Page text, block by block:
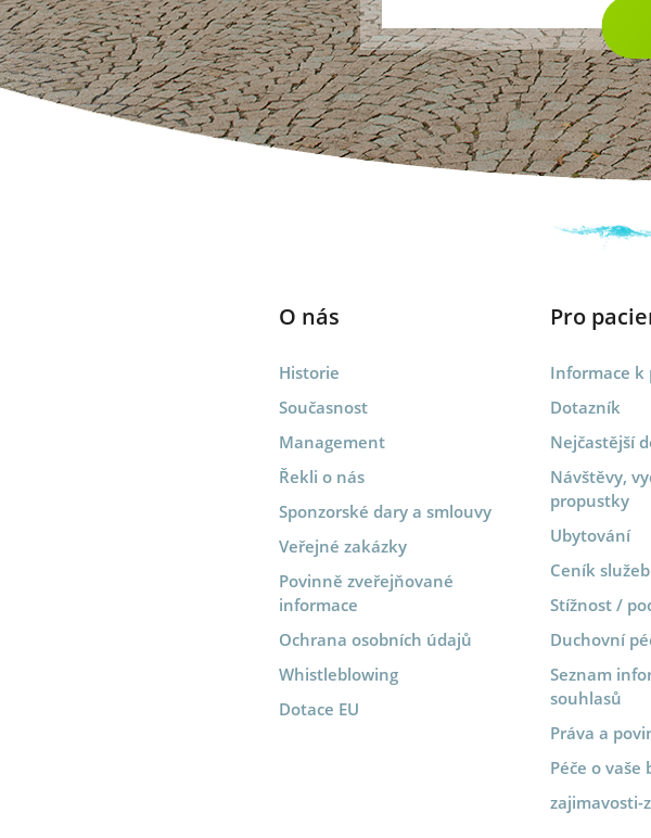
O nás
Historie
Současnost
Management
Řekli o nás
Sponzorské dary a smlouvy
Veřejné zakázky
Povinně zveřejňované
informace
Ochrana osobních údajů
Whistleblowing
Dotace EU
Pro
Informace k
Dotazník
Nejčastější
Návštěvy,
propustky
Ubytování
Ceník služeb
Stížnost /
Duchovní
Seznam
souhlasů
Práva a
Péče o vaše
zajimavosti-